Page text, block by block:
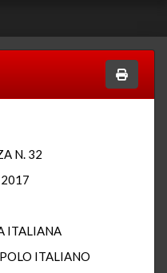
N. 32
ITALIANA
ITALIANO